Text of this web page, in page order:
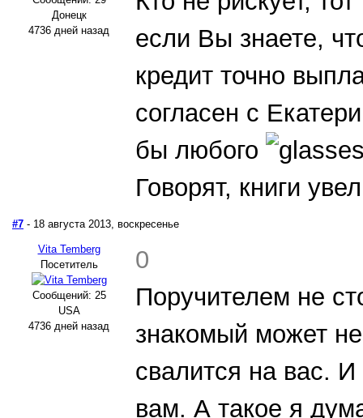
Донецк
4736 дней назад
если Вы знаете,
кредит точно
согласен с
бы любого
Говорят, книги
#7 - 18 августа 2013, воскресенье
Vita Temberg
Посетитель
Сообщений: 25
USA
4736 дней назад
0
Поручителем не
знакомый может
свалится на вас.
вам. А такое я